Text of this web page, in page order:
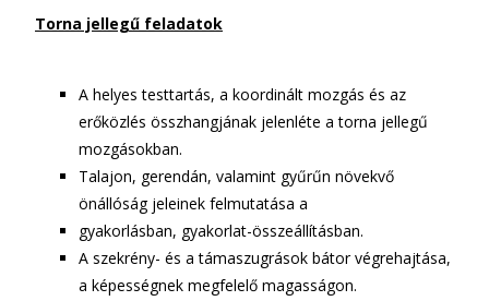
Torna jellegű feladatok
A helyes testtartás, a koordinált mozgás és az
erőközlés összhangjának jelenléte a torna jellegű
mozgásokban.
Talajon, gerendán, valamint gyűrűn növekvő
önállóság jeleinek felmutatása a
gyakorlásban, gyakorlat-összeállításban.
A szekrény- és a támaszugrások bátor végrehajtása,
a képességnek megfelelő magasságon.